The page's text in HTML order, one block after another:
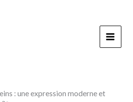
: une expression moderne et